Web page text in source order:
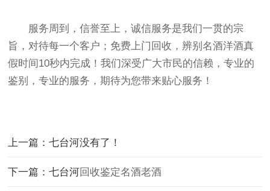
服务周到，信誉至上，诚信服务是我们一贯的宗
旨，对待每一个客户；免费上门回收，辨别名酒洋酒真
假时间10秒内完成！我们深受广大市民的信赖，专业的
鉴别，专业的服务，期待为您带来贴心服务！
上一篇：七台河没有了！
下一篇：七台河回收鉴定名酒老酒